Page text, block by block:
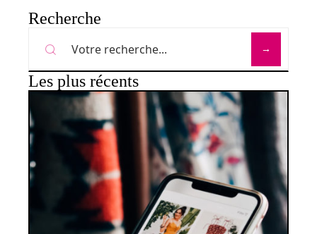
Recherche
Les plus récents